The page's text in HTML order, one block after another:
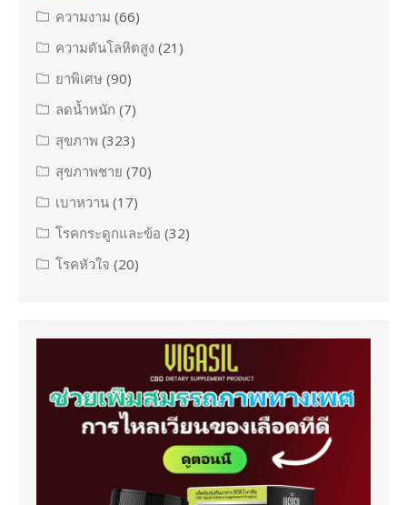
ความงาม (66)
ความดันโลหิตสูง (21)
ยาพิเศษ (90)
ลดน้ำหนัก (7)
สุขภาพ (323)
สุขภาพชาย (70)
เบาหวาน (17)
โรคกระดูกและข้อ (32)
โรคหัวใจ (20)